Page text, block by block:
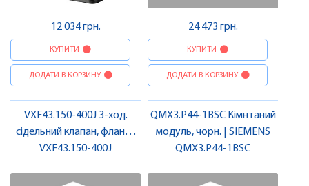
12 034 грн.
КУПИТИ
ДОДАТИ В КОРЗИНУ
24 473 грн.
КУПИТИ
ДОДАТИ В КОРЗИНУ
VXF43.150-400J 3-ход.
сідельний клапан, фланц.,
PN16, DN150, kvs 400 JIS
VXF43.150-400J
QMX3.P44-1BSC Кімнтаний
модуль, чорн. | SIEMENS
QMX3.P44-1BSC